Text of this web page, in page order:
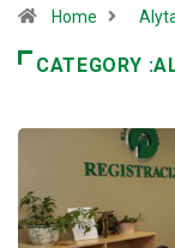
Home
CATEGORY